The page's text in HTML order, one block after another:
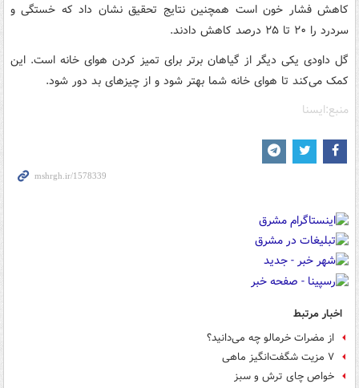
کاهش فشار خون است همچنین نتایج تحقیق نشان داد که خستگی و
سردرد را ۲۰ تا ۲۵ درصد کاهش دادند.
گل داودی یکی دیگر از گیاهان برتر برای تمیز کردن هوای خانه است. این
کمک می‌کند تا هوای خانه شما بهتر شود و از چیزهای بد دور شود.
منبع:ایسنا
اخبار مرتبط
از مضرات خرمالو چه می‌دانید؟
۷ مزیت شگفت‌انگیز ماهی
خواص چای ترش و سبز